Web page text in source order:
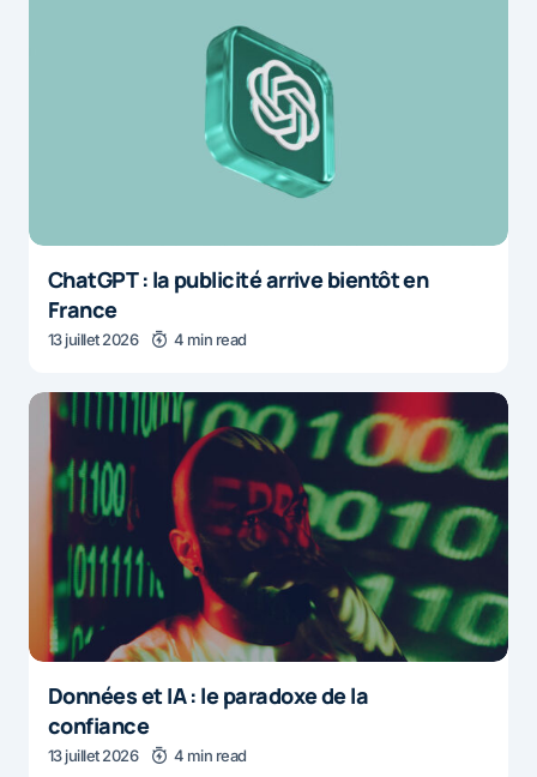
ChatGPT : la publicité arrive bientôt en
France
13 juillet 2026 4 min read
Données et IA : le paradoxe de la
confiance
13 juillet 2026 4 min read